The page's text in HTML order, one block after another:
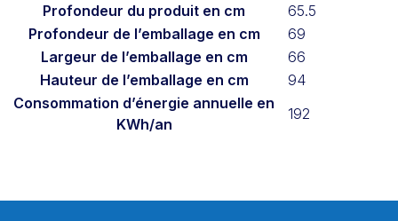
Profondeur du produit en cm
65.5
Profondeur de l’emballage en cm
69
Largeur de l’emballage en cm
66
Hauteur de l’emballage en cm
94
Consommation d’énergie annuelle en
KWh/an
192